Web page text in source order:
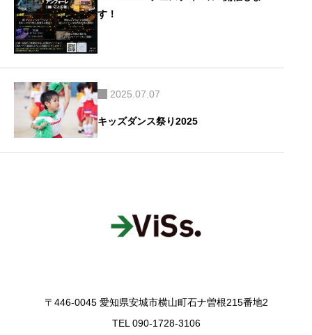
す！
2025.07.07
キッズダンス祭り2025
〒446-0045 愛知県安城市横山町石ナ曽根215番地2
TEL 090-1728-3106